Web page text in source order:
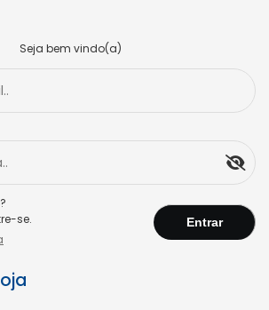
Seja bem vindo(a)
se.